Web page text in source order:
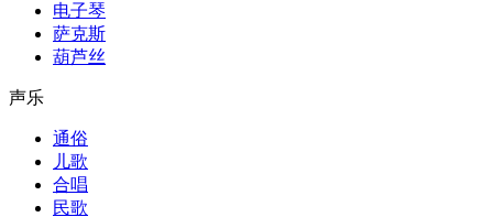
电子琴
萨克斯
葫芦丝
声乐
通俗
儿歌
合唱
民歌